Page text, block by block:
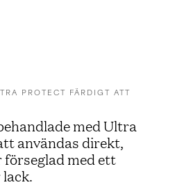
PROTECT FÄRDIGT ATT
med Ultra
användas direkt,
med ett